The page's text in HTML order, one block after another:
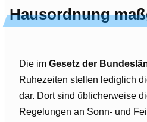
Hausordnung
Die im Gesetz der
Ruhezeiten stellen lediglich
dar. Dort sind üblicherweise
Regelungen an Sonn- und